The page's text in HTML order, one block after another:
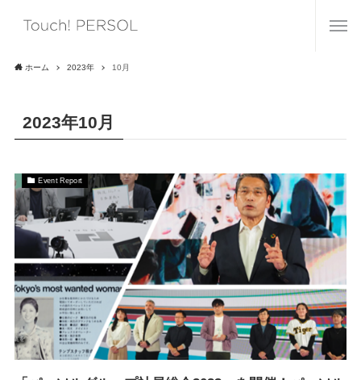
ホーム 2023年 10月
2023年10月
Event Report